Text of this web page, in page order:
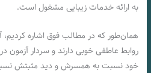
به ارائه خدمات زیبایی مشغول است.
همان‌طور که در مطالب فوق اشاره کردیم،
روابط عاطفی خوبی دارند و سردار آزمون
خود نسبت به همسرش و دید مثبتش